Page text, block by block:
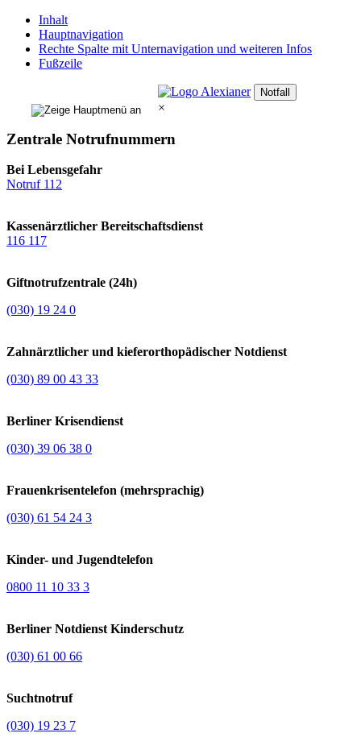
Inhalt
Hauptnavigation
Rechte Spalte mit Unternavigation und weiteren Infos
Fußzeile
Notfall
×
Zentrale Notrufnummern
Bei Lebensgefahr
Notruf 112
Kassenärztlicher Bereitschaftsdienst
116 117
Giftnotrufzentrale (24h)
(030) 19 24 0
Zahnärztlicher und kieferorthopädischer Notdienst
(030) 89 00 43 33
Berliner Krisendienst
(030) 39 06 38 0
Frauenkrisentelefon (mehrsprachig)
(030) 61 54 24 3
Kinder- und Jugendtelefon
0800 11 10 33 3
Berliner Notdienst Kinderschutz
(030) 61 00 66
Suchtnotruf
(030) 19 23 7